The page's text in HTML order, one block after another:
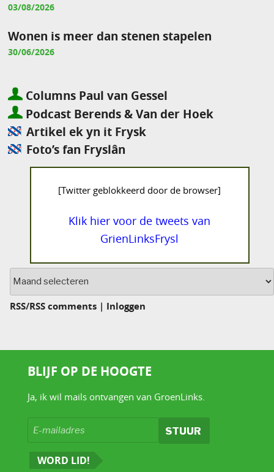
03/08/2026
Wonen is meer dan stenen stapelen
30/06/2026
Columns Paul van Gessel
Podcast Berends & Van der Hoek
Artikel ek yn it Frysk
Foto’s fan Fryslân
[Twitter geblokkeerd door de browser]
Klik hier voor de tweets van
GrienLinksFrysl
RSS/RSS comments | Inloggen
BLIJF OP DE HOOGTE
Ja, ik wil mails ontvangen van GroenLinks.
WORD LID!